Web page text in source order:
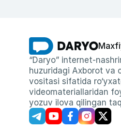
“Daryo” internet-
huzuridagi Axborot va
vositasi sifatida
videomateriallaridan
yozuv ilova qilingan